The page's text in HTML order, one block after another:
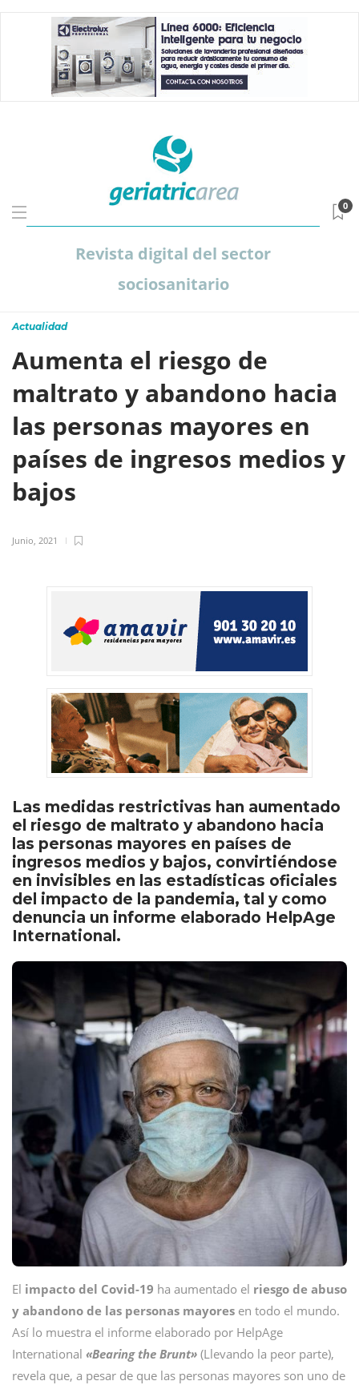
Revista digital del sector
sociosanitario
0
Actualidad
Aumenta el riesgo de
maltrato y abandono hacia
las personas mayores en
países de ingresos medios y
bajos
Junio, 2021
Las medidas restrictivas han aumentado
el riesgo de maltrato y abandono hacia
las personas mayores en países de
ingresos medios y bajos, convirtiéndose
en invisibles en las estadísticas oficiales
del impacto de la pandemia, tal y como
denuncia un informe elaborado HelpAge
International.
El impacto del Covid-19 ha aumentado el riesgo de abuso
y abandono de las personas mayores en todo el mundo.
Así lo muestra el informe elaborado por HelpAge
International «Bearing the Brunt» (Llevando la peor parte),
revela que, a pesar de que las personas mayores son uno de